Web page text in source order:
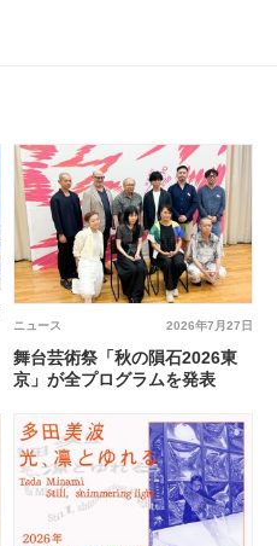
2026年7月27日
ニュース
舞台芸術祭「秋の隕石2026東
京」が全プログラムを発表